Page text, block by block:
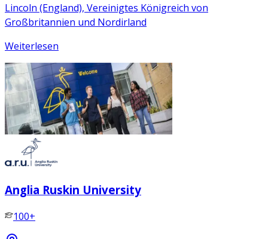
Lincoln (England), Vereinigtes Königreich von
Großbritannien und Nordirland
Weiterlesen
Anglia Ruskin University
100+